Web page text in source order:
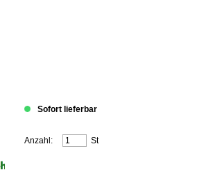
Sofort lieferbar
Anzahl: St